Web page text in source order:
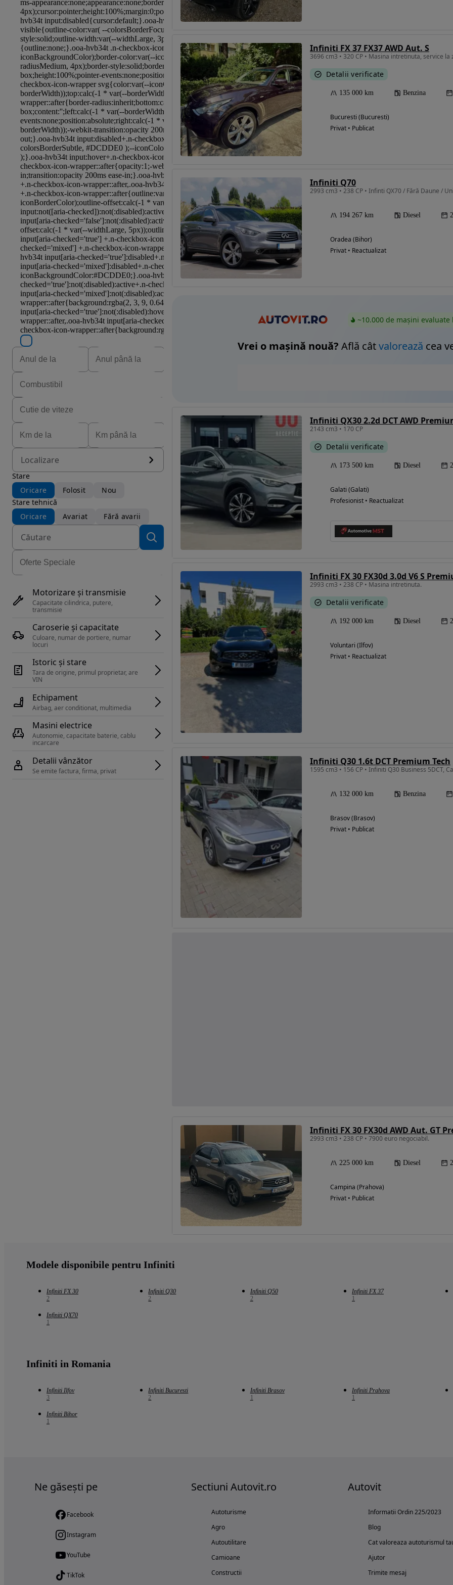
Localizare
Stare
Oricare
Folosit
Nou
Stare tehnică
Oricare
Avariat Fără avarii
Motorizare și transmisie
Capacitate cilindrica, putere,
transmisie
Caroserie și capacitate
Culoare, numar de portiere, numar
locuri
Istoric și stare
Tara de origine, primul proprietar, are
Echipament
Airbag, aer conditionat, multimedia
Masini electrice
Autonomie, capacitate baterie, cablu
Detalii vânzător
Se emite factura, firma, privat
Infiniti FX 37 FX37 AWD Aut. S
3696 cm3 • 320 CP • Masina intretinuta, service la
Detalii verificate
135 000 km Benzina
Bucuresti (Bucuresti)
Privat • Publicat
Infiniti Q70
2993 cm3 • 238 CP • Infinti QX70 / Fără Daune /
194 267 km Diesel
Oradea (Bihor)
Privat • Reactualizat
~10.000 de mașini evaluate
Vrei o mașină nouă? Află câtvalorează cea
Infiniti QX30 2.2d DCT AWD
2143 cm3 • 170 CP
Detalii verificate
173 500 km Diesel
Galati (Galati)
Profesionist • Reactualizat
Infiniti FX 30 FX30d 3.0d V6 S
2993 cm3 • 238 CP • Masina intretinuta.
Detalii verificate
192 000 km Diesel
Voluntari (Ilfov)
Privat • Reactualizat
Infiniti Q30 1.6t DCT Premium Tech
1595 cm3 • 156 CP • Infiniti Q30 Business 5DCT,
132 000 km Benzina
Brasov (Brasov)
Privat • Publicat
Infiniti FX 30 FX30d AWD Aut. GT
2993 cm3 • 238 CP • 7900 euro negociabil.
225 000 km Diesel
Campina (Prahova)
Privat • Publicat
Modele disponibile pentru Infiniti
Infiniti FX 30
2
Infiniti Q30
2
Infiniti Q50
2
Infiniti FX 37
1
Infiniti QX70
1
Infiniti in Romania
Infiniti Ilfov
3
Infiniti Bucuresti
2
Infiniti Brasov
1
Infiniti Prahova
1
Infiniti Bihor
1
Ne găsești pe
Facebook
Instagram
YouTube
TikTok
Sectiuni Autovit.ro
Autoturisme
Agro
Autoutilitare
Camioane
Constructii
Autovit
Informatii Ordin 225/2023
Blog
Cat valoreaza autoturismul
Ajutor
Trimite mesaj